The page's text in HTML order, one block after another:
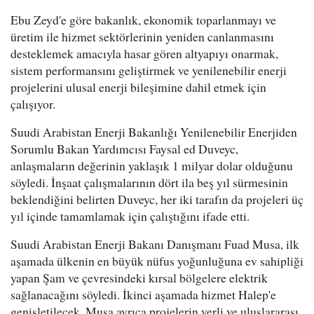
Ebu Zeyd'e göre bakanlık, ekonomik toparlanmayı ve
üretim ile hizmet sektörlerinin yeniden canlanmasını
desteklemek amacıyla hasar gören altyapıyı onarmak,
sistem performansını geliştirmek ve yenilenebilir enerji
projelerini ulusal enerji bileşimine dahil etmek için
çalışıyor.
Suudi Arabistan Enerji Bakanlığı Yenilenebilir Enerjiden
Sorumlu Bakan Yardımcısı Faysal ed Duveyc,
anlaşmaların değerinin yaklaşık 1 milyar dolar olduğunu
söyledi. İnşaat çalışmalarının dört ila beş yıl sürmesinin
beklendiğini belirten Duveyc, her iki tarafın da projeleri üç
yıl içinde tamamlamak için çalıştığını ifade etti.
Suudi Arabistan Enerji Bakanı Danışmanı Fuad Musa, ilk
aşamada ülkenin en büyük nüfus yoğunluğuna ev sahipliği
yapan Şam ve çevresindeki kırsal bölgelere elektrik
sağlanacağını söyledi. İkinci aşamada hizmet Halep'e